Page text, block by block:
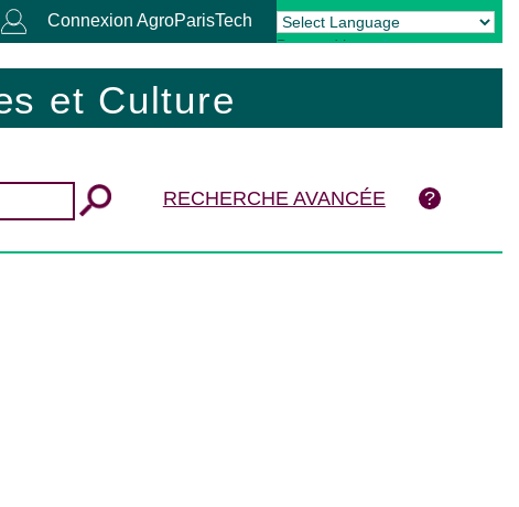
Connexion AgroParisTech
Powered by Translate
et Culture
RECHERCHE AVANCÉE